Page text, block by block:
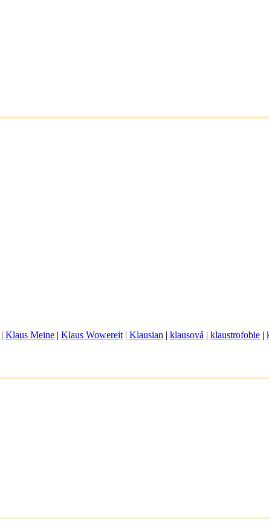
| Klaus Meine | Klaus Wowereit | Klausian | klausová | klaustrofobie |